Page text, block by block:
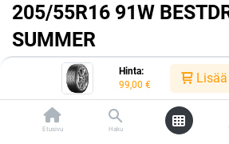
Hinta:
99,00 € Lisää
Etusivu Haku
205/55R16 91W
SUMMER
4019238018790 Tuotekoodi:
Tuotetta ei ole enää saatavilla.